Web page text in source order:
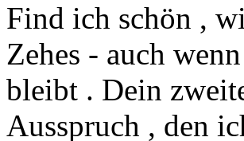
Find ich schön ,
Zehes - auch
bleibt . Dein
Ausspruch , den